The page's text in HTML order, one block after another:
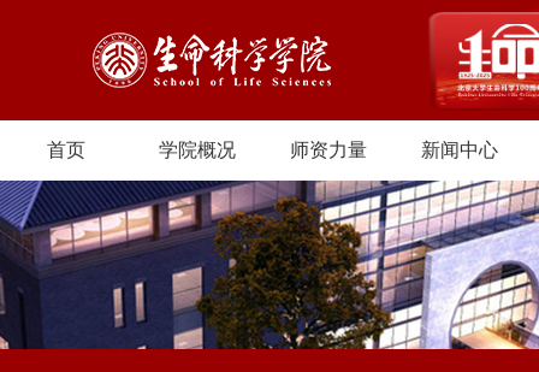
首页 学院概况 师资力量 新闻中心